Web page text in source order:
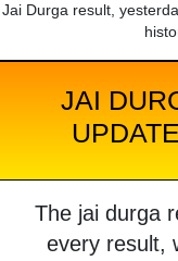
Jai Durga result,
JAI
The jai durga
every result,